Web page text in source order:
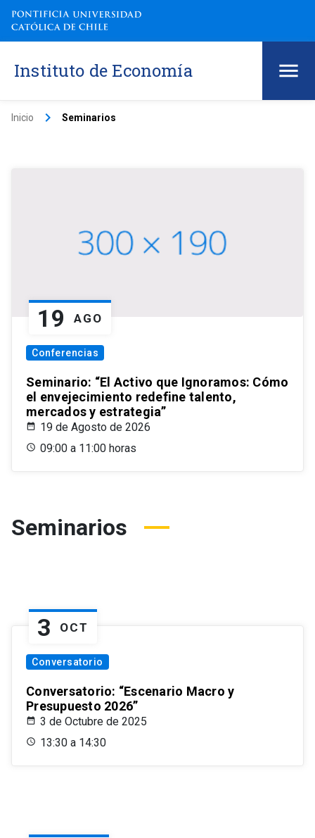
Instituto de Economía
Inicio keyboard_arrow_right Seminarios
19 AGO
Conferencias
Seminario: “El Activo que Ignoramos: Cómo
el envejecimiento redefine talento,
mercados y estrategia”
19 de Agosto de 2026
09:00 a 11:00 horas
Seminarios
3 OCT
Conversatorio
Conversatorio: “Escenario Macro y
Presupuesto 2026”
3 de Octubre de 2025
13:30 a 14:30